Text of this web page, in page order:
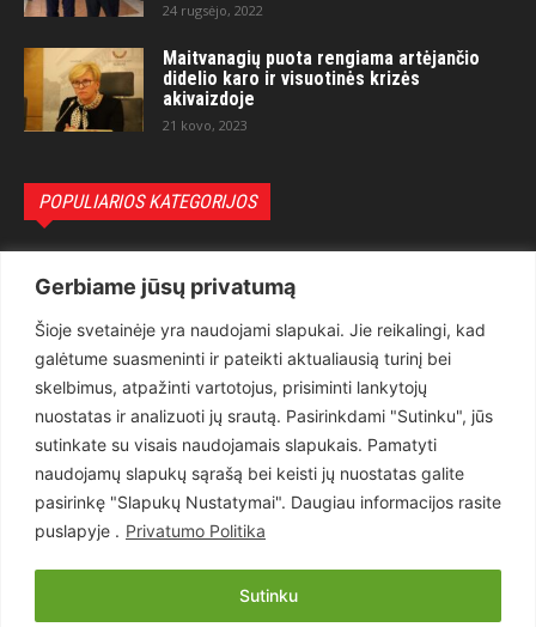
Gerbiame jūsų privatumą
Šioje svetainėje yra naudojami slapukai. Jie reikalingi, kad
galėtume suasmeninti ir pateikti aktualiausią turinį bei
skelbimus, atpažinti vartotojus, prisiminti lankytojų
nuostatas ir analizuoti jų srautą. Pasirinkdami "Sutinku", jūs
sutinkate su visais naudojamais slapukais. Pamatyti
naudojamų slapukų sąrašą bei keisti jų nuostatas galite
pasirinkę "Slapukų Nustatymai". Daugiau informacijos rasite
puslapyje . Privatumo Politika
Sutinku
24 rugsėjo, 2022
Maitvanagių puota rengiama artėjančio
didelio karo ir visuotinės krizės
akivaizdoje
21 kovo, 2023
POPULIARIOS KATEGORIJOS
Teisėsauga
1497
Aktualu
Lietuva
619
Pasaulis
Статьи на русском
Articles in english